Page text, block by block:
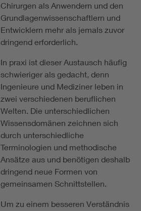
Chirurgen als Anwendern und den
Grundlagenwissenschaftlern und
Entwicklern mehr als jemals zuvor
dringend erforderlich.
In praxi ist dieser Austausch häufig
schwieriger als gedacht, denn
Ingenieure und Mediziner leben in
zwei verschiedenen beruflichen
Welten. Die unterschiedlichen
Wissensdomänen zeichnen sich
durch unterschiedliche
Terminologien und methodische
Ansätze aus und benötigen deshalb
dringend neue Formen von
gemeinsamen Schnittstellen.
Um zu einem besseren Verständnis